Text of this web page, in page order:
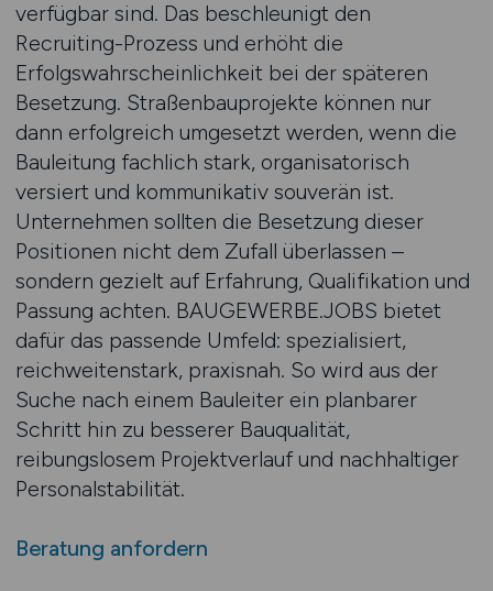
verfügbar sind. Das beschleunigt den
Recruiting-Prozess und erhöht die
Erfolgswahrscheinlichkeit bei der späteren
Besetzung. Straßenbauprojekte können nur
dann erfolgreich umgesetzt werden, wenn die
Bauleitung fachlich stark, organisatorisch
versiert und kommunikativ souverän ist.
Unternehmen sollten die Besetzung dieser
Positionen nicht dem Zufall überlassen –
sondern gezielt auf Erfahrung, Qualifikation und
Passung achten. BAUGEWERBE.JOBS bietet
dafür das passende Umfeld: spezialisiert,
reichweitenstark, praxisnah. So wird aus der
Suche nach einem Bauleiter ein planbarer
Schritt hin zu besserer Bauqualität,
reibungslosem Projektverlauf und nachhaltiger
Personalstabilität.
Beratung anfordern